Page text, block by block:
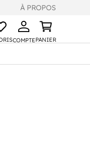
À PROPOS
COMPTEPANIER